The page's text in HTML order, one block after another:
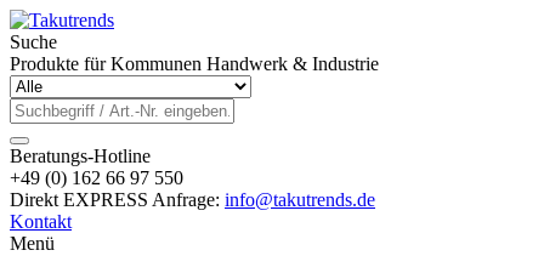
Suche
Produkte für Kommunen Handwerk & Industrie
Beratungs-Hotline
+49 (0) 162 66 97 550
Direkt EXPRESS Anfrage: info@takutrends.de
Kontakt
Menü